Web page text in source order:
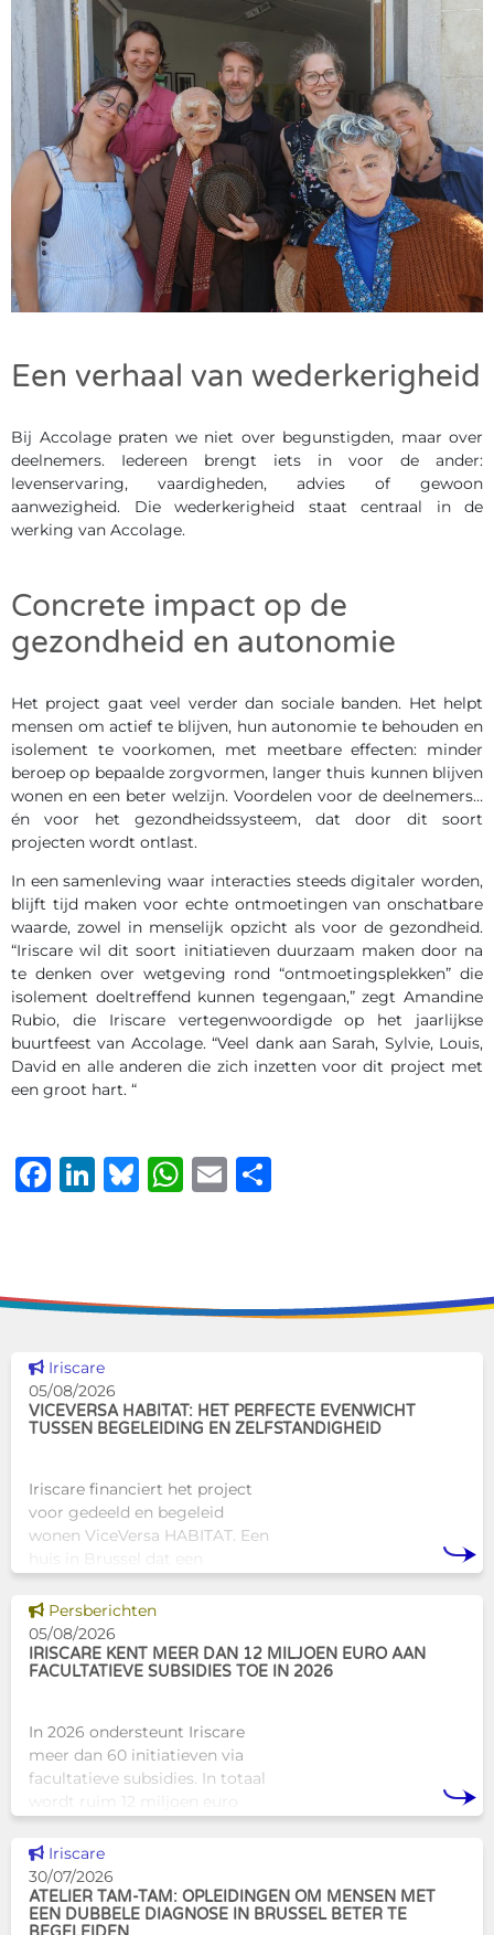
Een verhaal van wederkerigheid
Bij Accolage praten we niet over begunstigden, maar over
deelnemers. Iedereen brengt iets in voor de ander:
levenservaring, vaardigheden, advies of gewoon
aanwezigheid. Die wederkerigheid staat centraal in de
werking van Accolage.
Concrete impact op de
gezondheid en autonomie
Het project gaat veel verder dan sociale banden. Het helpt
mensen om actief te blijven, hun autonomie te behouden en
isolement te voorkomen, met meetbare effecten: minder
beroep op bepaalde zorgvormen, langer thuis kunnen blijven
wonen en een beter welzijn. Voordelen voor de deelnemers…
én voor het gezondheidssysteem, dat door dit soort
projecten wordt ontlast.
In een samenleving waar interacties steeds digitaler worden,
blijft tijd maken voor echte ontmoetingen van onschatbare
waarde, zowel in menselijk opzicht als voor de gezondheid.
“Iriscare wil dit soort initiatieven duurzaam maken door na
te denken over wetgeving rond “ontmoetingsplekken” die
isolement doeltreffend kunnen tegengaan,” zegt Amandine
Rubio, die Iriscare vertegenwoordigde op het jaarlijkse
buurtfeest van Accolage. “Veel dank aan Sarah, Sylvie, Louis,
David en alle anderen die zich inzetten voor dit project met
een groot hart. “
Facebook
LinkedIn
Bluesky
WhatsApp
Email
Dit nieuws tonen
Iriscare
05/08/2026
VICEVERSA HABITAT: HET PERFECTE EVENWICHT
TUSSEN BEGELEIDING EN ZELFSTANDIGHEID
Iriscare financiert het project
voor gedeeld en begeleid
wonen ViceVersa HABITAT. Een
huis in Brussel dat een
alternatief biedt voor de
traditionele
huisvestingsstructuren v
Dit nieuws tonen
Persberichten
05/08/2026
IRISCARE KENT MEER DAN 12 MILJOEN EURO AAN
FACULTATIEVE SUBSIDIES TOE IN 2026
In 2026 ondersteunt Iriscare
meer dan 60 initiatieven via
facultatieve subsidies. In totaal
wordt ruim 12 miljoen euro
Brusselse actoren die actief
zijn op het vlak van gezondhe
Dit nieuws tonen
Iriscare
30/07/2026
ATELIER TAM-TAM: OPLEIDINGEN OM MENSEN MET
EEN DUBBELE DIAGNOSE IN BRUSSEL BETER TE